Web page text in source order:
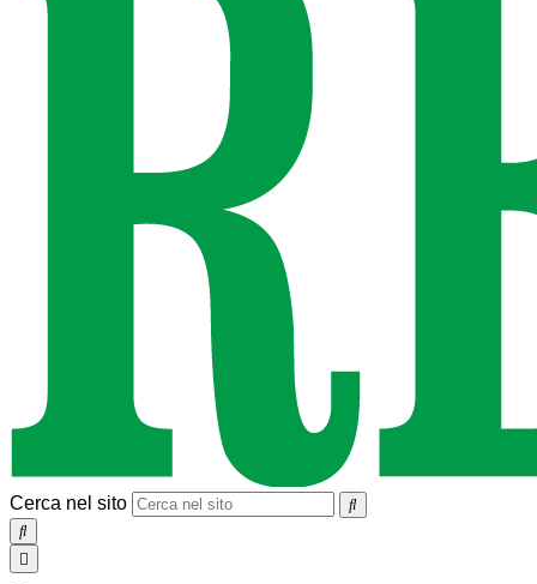
Cerca nel sito
SEARCH
Toggle
navigation